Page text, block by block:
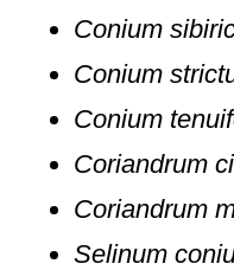
Conium
Conium
Conium
Coriandrum
Coriandrum
Selinum